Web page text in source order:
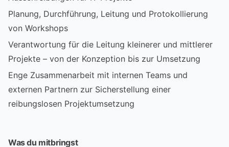
Planung, Durchführung, Leitung und Protokollierung
von Workshops
Verantwortung für die Leitung kleinerer und mittlerer
Projekte – von der Konzeption bis zur Umsetzung
Enge Zusammenarbeit mit internen Teams und
externen Partnern zur Sicherstellung einer
reibungslosen Projektumsetzung
Was du mitbringst